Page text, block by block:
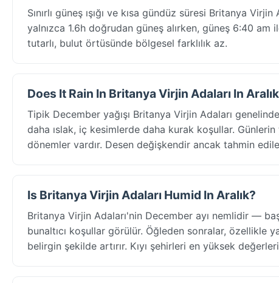
Sınırlı güneş ışığı ve kısa gündüz süresi Britanya
yalnızca 1.6h doğrudan güneş alırken, güneş 6:40
tutarlı, bulut örtüsünde bölgesel farklılık az.
Does It Rain In Britanya Virjin Adaları In
Tipik December yağışı Britanya Virjin Adaları
daha ıslak, iç kesimlerde daha kurak koşullar.
dönemler vardır. Desen değişkendir ancak tahmin
Is Britanya Virjin Adaları Humid In Aralık?
Britanya Virjin Adaları'nin December ayı nemlidir —
bunaltıcı koşullar görülür. Öğleden sonralar, özellikle
belirgin şekilde artırır. Kıyı şehirleri en yüksek değerleri